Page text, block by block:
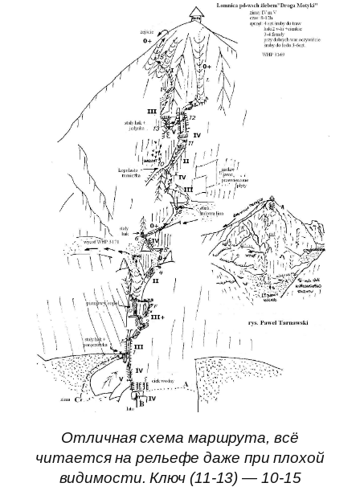
Отличная схема маршрута, всё
читается на рельефе даже при плохой
видимости. Ключ (11-13) — 10-15